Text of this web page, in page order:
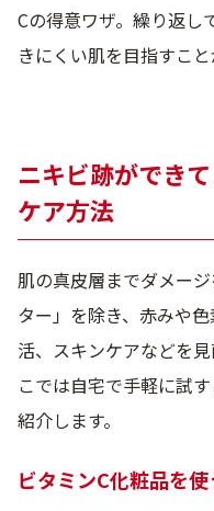
Cの得意ワザ。繰り返し
きにくい肌を目指すこと
ニキビ跡ができ
ケア方法
肌の真皮層までダメー
ター」を除き、赤みや
活、スキンケアなどを
こでは自宅で手軽に試
紹介します。
ビタミンC化粧品を使